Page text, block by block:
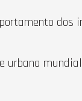
dos
urbana